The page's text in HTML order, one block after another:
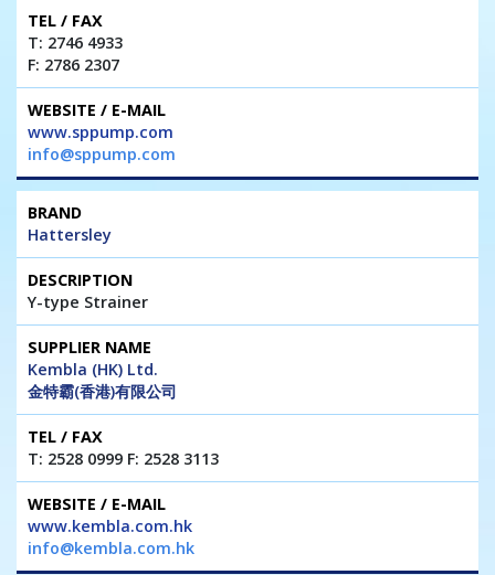
T: 2746 4933
F: 2786 2307
www.sppump.com
info@sppump.com
Hattersley
Y-type Strainer
Kembla (HK) Ltd.
金特霸(香港)有限公司
T: 2528 0999 F: 2528 3113
www.kembla.com.hk
info@kembla.com.hk